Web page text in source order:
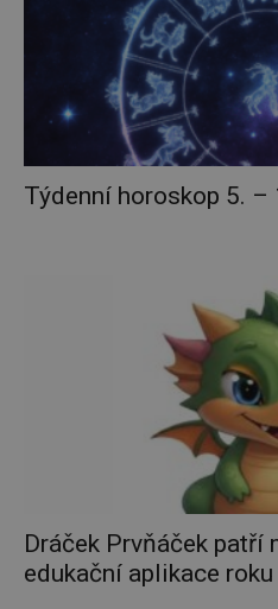
Týdenní horoskop 5. –
Dráček Prvňáček patří
edukační aplikace